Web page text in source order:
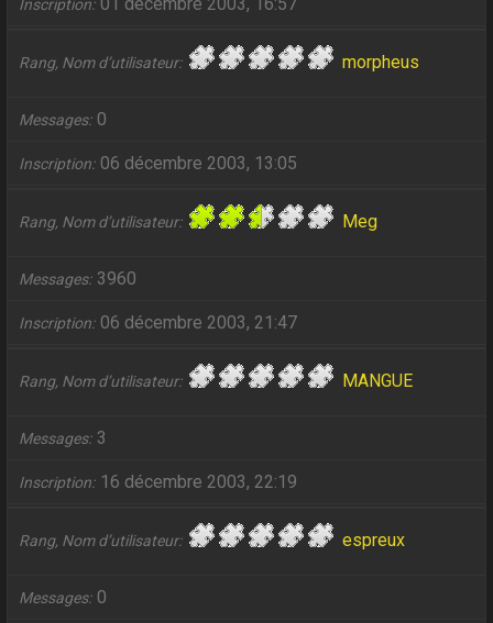
Inscription
Rang, Nom d’utilisateur morpheus
Messages 0
Inscription 06 décembre 2003, 13:05
Rang, Nom d’utilisateur Meg
Messages 3960
Inscription 06 décembre 2003, 21:47
Rang, Nom d’utilisateur MANGUE
Messages 3
Inscription 16 décembre 2003, 22:19
Rang, Nom d’utilisateur espreux
Messages 0